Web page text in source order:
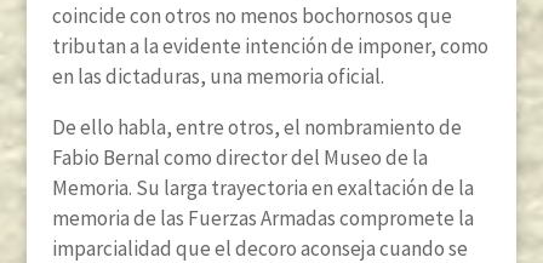
coincide con otros no menos bochornosos que
tributan a la evidente intención de imponer, como
en las dictaduras, una memoria oficial.
De ello habla, entre otros, el nombramiento de
Fabio Bernal como director del Museo de la
Memoria. Su larga trayectoria en exaltación de la
memoria de las Fuerzas Armadas compromete la
imparcialidad que el decoro aconseja cuando se